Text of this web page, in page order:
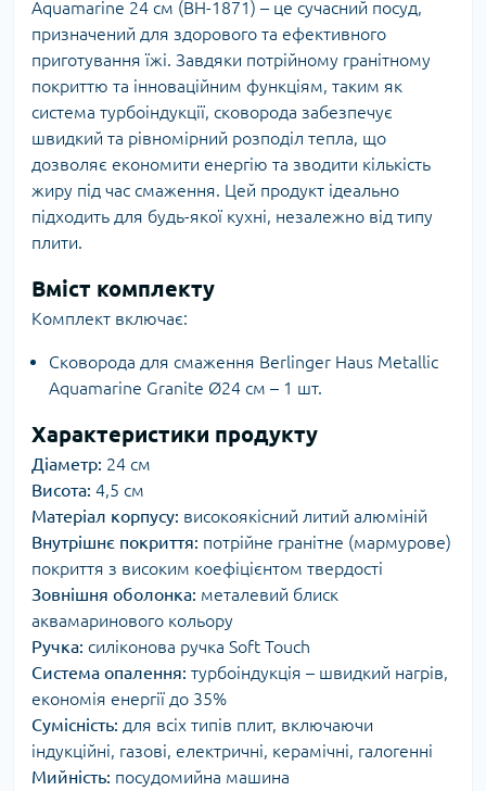
Aquamarine 24 см (BH-1871) – це сучасний посуд,
призначений для здорового та ефективного
приготування їжі. Завдяки потрійному гранітному
покриттю та інноваційним функціям, таким як
система турбоіндукції, сковорода забезпечує
швидкий та рівномірний розподіл тепла, що
дозволяє економити енергію та зводити кількість
жиру під час смаження. Цей продукт ідеально
підходить для будь-якої кухні, незалежно від типу
плити.
Вміст комплекту
Комплект включає:
Сковорода для смаження Berlinger Haus Metallic
Aquamarine Granite Ø24 см – 1 шт.
Характеристики продукту
Діаметр: 24 см
Висота: 4,5 см
Матеріал корпусу: високоякісний литий алюміній
Внутрішнє покриття: потрійне гранітне (мармурове)
покриття з високим коефіцієнтом твердості
Зовнішня оболонка: металевий блиск
аквамаринового кольору
Ручка: силіконова ручка Soft Touch
Система опалення: турбоіндукція – швидкий нагрів,
економія енергії до 35%
Сумісність: для всіх типів плит, включаючи
індукційні, газові, електричні, керамічні, галогенні
Мийність: посудомийна машина